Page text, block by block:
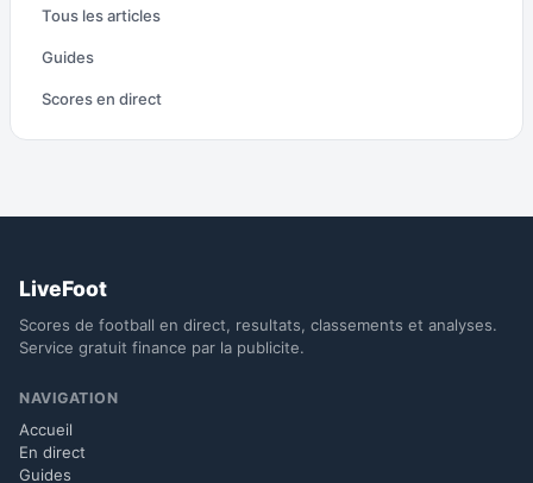
Tous les articles
Guides
Scores en direct
LiveFoot
Scores de football en direct, resultats, classements et analyses.
Service gratuit finance par la publicite.
NAVIGATION
Accueil
En direct
Guides